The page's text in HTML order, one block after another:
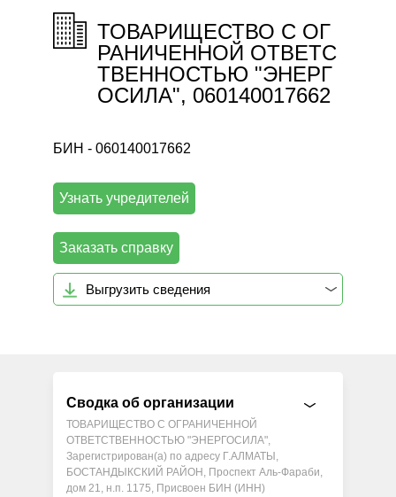
ТОВАРИЩЕСТВО С ОГ
РАНИЧЕННОЙ ОТВЕТС
ТВЕННОСТЬЮ "ЭНЕРГ
ОСИЛА", 060140017662
БИН - 060140017662
Узнать учредителей
Заказать справку
Выгрузить сведения
Сводка об организации
ТОВАРИЩЕСТВО С ОГРАНИЧЕННОЙ
ОТВЕТСТВЕННОСТЬЮ "ЭНЕРГОСИЛА",
Зарегистрирован(а) по адресу Г.АЛМАТЫ,
БОСТАНДЫКСКИЙ РАЙОН, Проспект Аль-Фараби,
дом 21, н.п. 1175, Присвоен БИН (ИНН)